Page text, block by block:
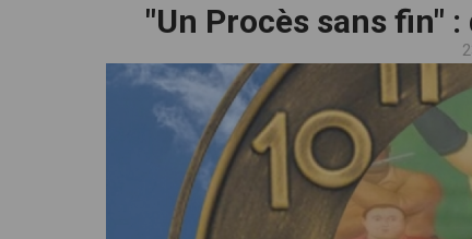
"Un Procès sans fin"